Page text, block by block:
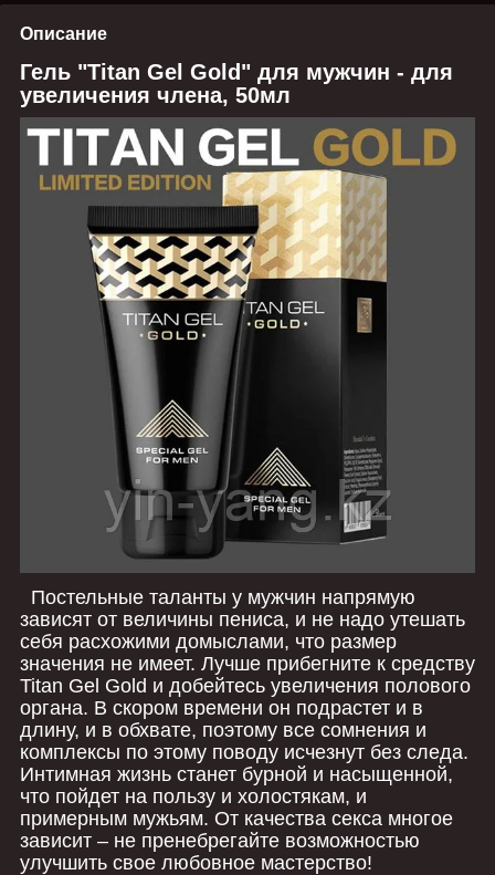
Описание
Гель "Titan Gel Gold" для мужчин - для
увеличения члена, 50мл
Постельные таланты у мужчин напрямую
зависят от величины пениса, и не надо утешать
себя расхожими домыслами, что размер
значения не имеет. Лучше прибегните к средству
Titan Gel Gold и добейтесь увеличения полового
органа. В скором времени он подрастет и в
длину, и в обхвате, поэтому все сомнения и
комплексы по этому поводу исчезнут без следа.
Интимная жизнь станет бурной и насыщенной,
что пойдет на пользу и холостякам, и
примерным мужьям. От качества секса многое
зависит – не пренебрегайте возможностью
улучшить свое любовное мастерство!